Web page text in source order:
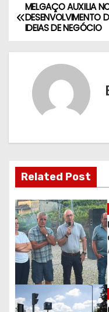
N
a
ç
ã
o
d
e
a
MELGAÇO AUXILIA
DESENVOLVIMENTO
IDEIAS DE NEGÓCIO
Related Post